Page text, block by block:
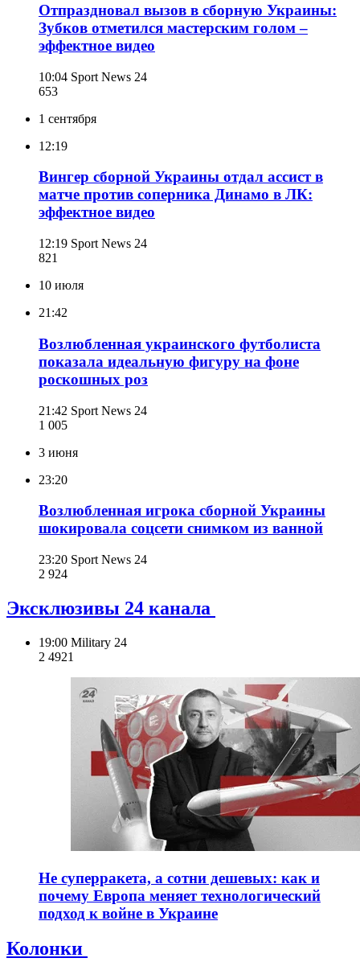
Отпраздновал вызов в сборную Украины:
Зубков отметился мастерским голом –
эффектное видео
10:04 Sport News 24
653
1 сентября
12:19
Вингер сборной Украины отдал ассист в
матче против соперника Динамо в ЛК:
эффектное видео
12:19 Sport News 24
821
10 июля
21:42
Возлюбленная украинского футболиста
показала идеальную фигуру на фоне
роскошных роз
21:42 Sport News 24
1 005
3 июня
23:20
Возлюбленная игрока сборной Украины
шокировала соцсети снимком из ванной
23:20 Sport News 24
2 924
Эксклюзивы 24 канала
19:00 Military 24
2 4921
Не суперракета, а сотни дешевых: как и
почему Европа меняет технологический
подход к войне в Украине
Колонки